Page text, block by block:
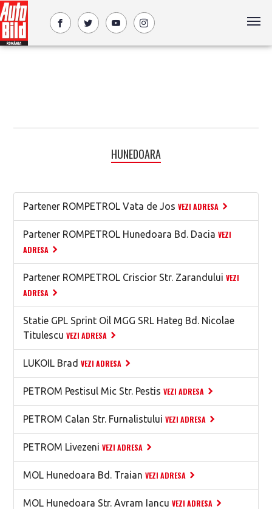
HUNEDOARA
Partener ROMPETROL Vata de Jos VEZI ADRESA
Partener ROMPETROL Hunedoara Bd. Dacia VEZI
ADRESA
Partener ROMPETROL Criscior Str. Zarandului VEZI
ADRESA
Statie GPL Sprint Oil MGG SRL Hateg Bd. Nicolae
Titulescu VEZI ADRESA
LUKOIL Brad VEZI ADRESA
PETROM Pestisul Mic Str. Pestis VEZI ADRESA
PETROM Calan Str. Furnalistului VEZI ADRESA
PETROM Livezeni VEZI ADRESA
MOL Hunedoara Bd. Traian VEZI ADRESA
MOL Hunedoara Str. Avram Iancu VEZI ADRESA